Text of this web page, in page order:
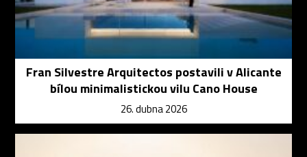
Fran Silvestre Arquitectos postavili v Alicante
bílou minimalistickou vilu Cano House
26. dubna 2026